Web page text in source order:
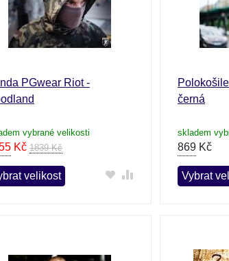
PGwear Riot -
vybrané velikosti
Kč 1839 Kč
velikost
černá
skladem
869Kč
Vybrat